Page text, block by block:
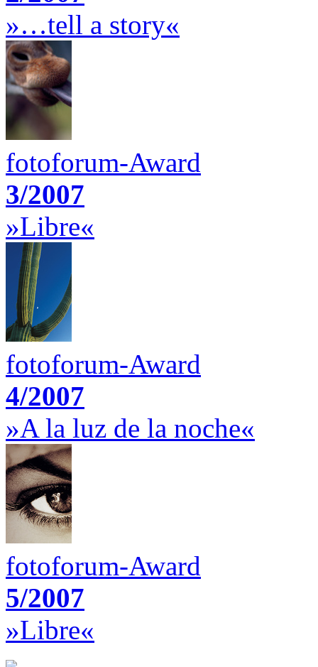
»…tell a story«
fotoforum-Award
3/2007
»Libre«
fotoforum-Award
4/2007
»A la luz de la noche«
fotoforum-Award
5/2007
»Libre«